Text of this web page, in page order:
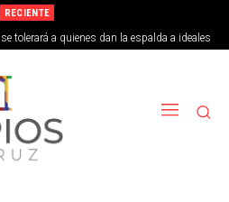
RECIENTE
tolerará a quienes dan la espalda a ideales
de la 4T